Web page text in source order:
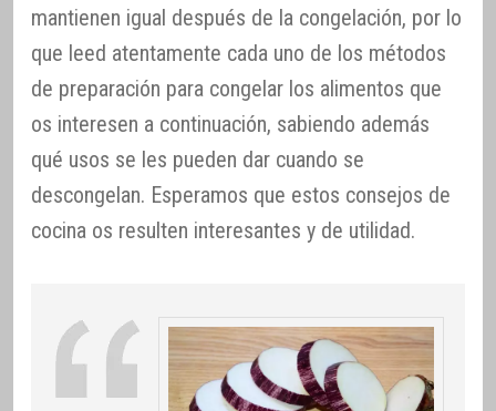
mantienen igual después de la congelación, por lo
que leed atentamente cada uno de los métodos
de preparación para congelar los alimentos que
os interesen a continuación, sabiendo además
qué usos se les pueden dar cuando se
descongelan. Esperamos que estos consejos de
cocina os resulten interesantes y de utilidad.